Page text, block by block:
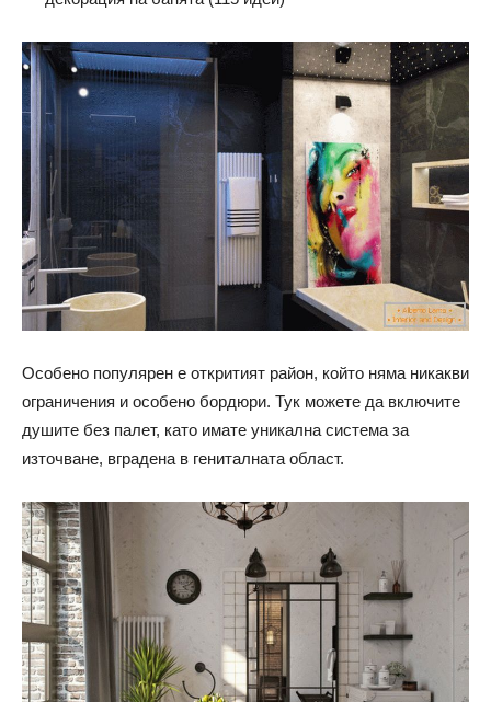
Особено популярен е откритият район, който няма никакви
ограничения и особено бордюри. Тук можете да включите
душите без палет, като имате уникална система за
източване, вградена в гениталната област.